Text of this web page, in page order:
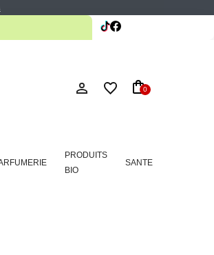
0
PRODUITS
BIO
SANTE